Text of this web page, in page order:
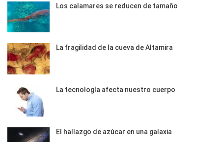
Los calamares se reducen de tamaño
La fragilidad de la cueva de Altamira
La tecnología afecta nuestro cuerpo
El hallazgo de azúcar en una galaxia